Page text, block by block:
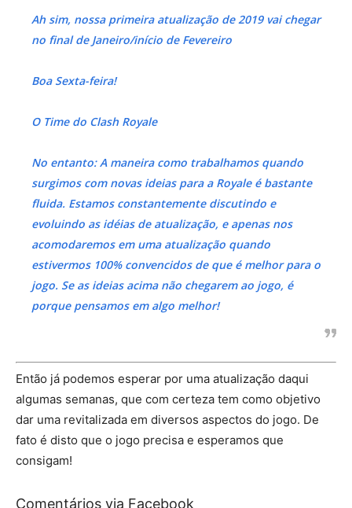
Ah sim, nossa primeira atualização de 2019 vai chegar
no final de Janeiro/início de Fevereiro
Boa Sexta-feira!
O Time do Clash Royale
No entanto: A maneira como trabalhamos quando
surgimos com novas ideias para a Royale é bastante
fluida. Estamos constantemente discutindo e
evoluindo as idéias de atualização, e apenas nos
acomodaremos em uma atualização quando
estivermos 100% convencidos de que é melhor para o
jogo. Se as ideias acima não chegarem ao jogo, é
porque pensamos em algo melhor!
Então já podemos esperar por uma atualização daqui
algumas semanas, que com certeza tem como objetivo
dar uma revitalizada em diversos aspectos do jogo. De
fato é disto que o jogo precisa e esperamos que
consigam!
Comentários via Facebook